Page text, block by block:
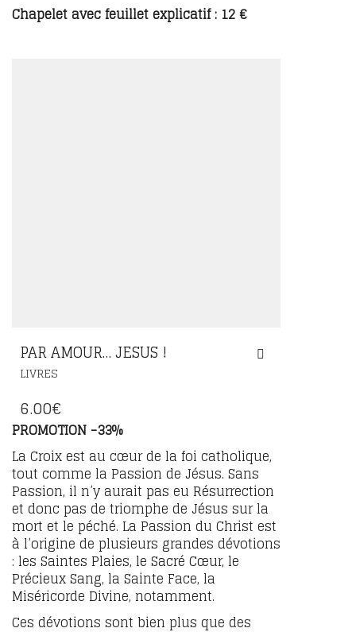
Chapelet avec feuillet explicatif : 12 €
PAR AMOUR… JESUS !
LIVRES
6.00€
PROMOTION -33%
La Croix est au cœur de la foi catholique,
tout comme la Passion de Jésus. Sans
Passion, il n’y aurait pas eu Résurrection
et donc pas de triomphe de Jésus sur la
mort et le péché. La Passion du Christ est
à l’origine de plusieurs grandes dévotions
: les Saintes Plaies, le Sacré Cœur, le
Précieux Sang, la Sainte Face, la
Miséricorde Divine, notamment.
Ces dévotions sont bien plus que des